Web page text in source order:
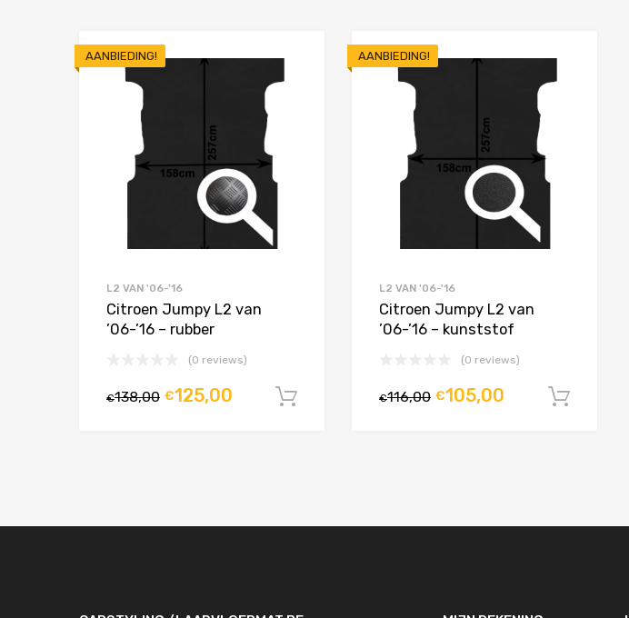
AANBIEDING!
Toevoegen aan Favorieten
L2 VAN '06-'16
Citroen Jumpy L2 van
’06-’16 – rubber
(0 reviews)
€138,00 €125,00 In winkelwagen
AANBIEDING!
L2 VAN '06-'16
Citroen Jumpy L2 van
’06-’16 – kunststof
(0 reviews)
€116,00 €105,00